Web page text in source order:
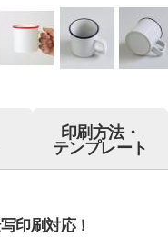
印刷方法・
テンプレート
印刷対応！